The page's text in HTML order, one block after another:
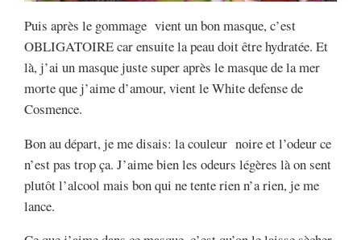
Puis après le gommage vient un bon masque, c’est
OBLIGATOIRE car ensuite la peau doit être hydratée. Et
là, j’ai un masque juste super après le masque de la mer
morte que j’aime d’amour, vient le White defense de
Cosmence.
Bon au départ, je me disais: la couleur noire et l’odeur ce
n’est pas trop ça. J’aime bien les odeurs légères là on sent
plutôt l’alcool mais bon qui ne tente rien n’a rien, je me
lance.